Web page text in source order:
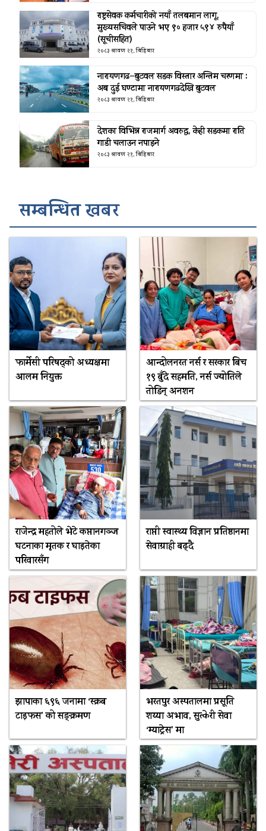
राष्ट्रसेवक कर्मचारीको नयाँ तलबमान लागू,
मुख्यसचिवले पाउने भए ९० हजार ५९४ रुपैयाँ
(सूचीसहित)
२०८३ श्रावण २१, बिहिबार
नारायणगढ–बुटवल सडक विस्तार अन्तिम चरणमा :
अब दुई घण्टामा नारायणगढदेखि बुटवल
२०८३ श्रावण २१, बिहिबार
देशका विभिन्न राजमार्ग अवरुद्ध, केही सडकमा राति
गाडी चलाउन नपाइने
२०८३ श्रावण २१, बिहिबार
सम्बन्धित खबर
फार्मेसी परिषद्को अध्यक्षमा
आलम नियुक्त
आन्दोलनरत नर्स र सरकार बिच
१९ बुँदे सहमति, नर्स ज्योतिले
तोडिन् अनशन
राजेन्द्र महतोले भेटे कप्तानगञ्ज
घटनाका मृतक र घाइतेका
परिवारसँग
राप्ती स्वास्थ्य विज्ञान प्रतिष्ठानमा
सेवाग्राही बढ्दै
झापाका ६९६ जनामा ‘स्क्रब
टाइफस’ को सङ्क्रमण
भरतपुर अस्पतालमा प्रसूति
शय्या अभाव, सुत्केरी सेवा
‘म्याट्रेस’ मा